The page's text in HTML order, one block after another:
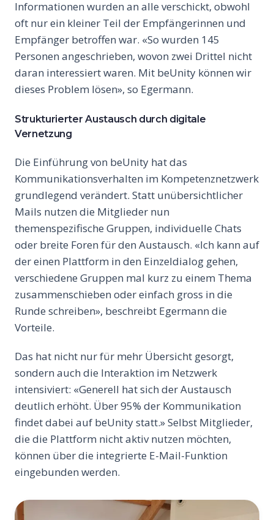
Informationen wurden an alle verschickt, obwohl
oft nur ein kleiner Teil der Empfängerinnen und
Empfänger betroffen war. «So wurden 145
Personen angeschrieben, wovon zwei Drittel nicht
daran interessiert waren. Mit beUnity können wir
dieses Problem lösen», so Egermann.
Strukturierter Austausch durch digitale
Vernetzung
Die Einführung von beUnity hat das
Kommunikationsverhalten im Kompetenznetzwerk
grundlegend verändert. Statt unübersichtlicher
Mails nutzen die Mitglieder nun
themenspezifische Gruppen, individuelle Chats
oder breite Foren für den Austausch. «Ich kann auf
der einen Plattform in den Einzeldialog gehen,
verschiedene Gruppen mal kurz zu einem Thema
zusammenschieben oder einfach gross in die
Runde schreiben», beschreibt Egermann die
Vorteile.
Das hat nicht nur für mehr Übersicht gesorgt,
sondern auch die Interaktion im Netzwerk
intensiviert: «Generell hat sich der Austausch
deutlich erhöht. Über 95% der Kommunikation
findet dabei auf beUnity statt.» Selbst Mitglieder,
die die Plattform nicht aktiv nutzen möchten,
können über die integrierte E-Mail-Funktion
eingebunden werden.